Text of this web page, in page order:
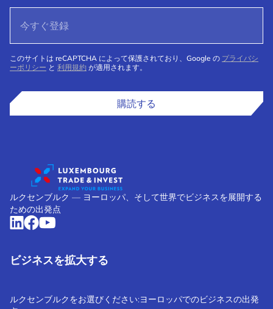
このサイトは reCAPTCHA によって保護されており、Google の プライバシ
ーポリシー と 利用規約 が適用されます。
購読する
ルクセンブルク ― ヨーロッパ、そして世界でビジネスを展開する
ための出発点
ビジネスを拡大する
ルクセンブルクをお選びください:ヨーロッパでのビジネスの出発